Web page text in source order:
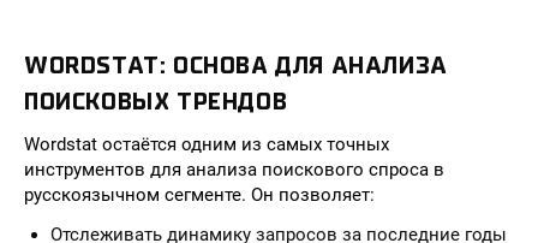
WORDSTAT: ОСНОВА ДЛЯ АНАЛИЗА
ПОИСКОВЫХ ТРЕНДОВ
Wordstat остаётся одним из самых точных
инструментов для анализа поискового спроса в
русскоязычном сегменте. Он позволяет:
Отслеживать динамику запросов за последние годы